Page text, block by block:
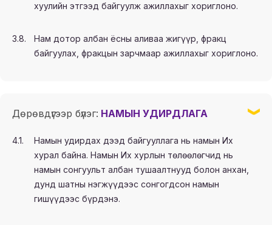
хуулийн этгээд байгуулж ажиллахыг хориглоно.
3.8.
Нам дотор албан ёсны аливаа жигүүр, фракц
байгуулах, фракцын зарчмаар ажиллахыг хориглоно.
Дөрөвдүгээр бүлэг: НАМЫН УДИРДЛАГА
4.1.
Намын удирдах дээд байгууллага нь намын Их
хурал байна. Намын Их хурлын төлөөлөгчид нь
намын сонгуульт албан тушаалтнууд болон анхан,
дунд шатны нэгжүүдээс сонгогдсон намын
гишүүдээс бүрдэнэ.